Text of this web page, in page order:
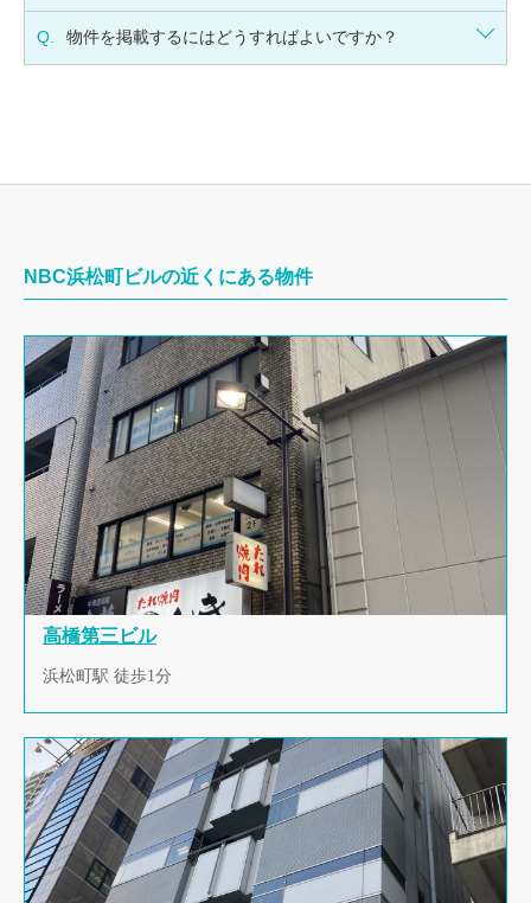
Q. 物件を掲載するにはどうすればよいですか？
NBC浜松町ビルの近くにある物件
高橋第三ビル
浜松町駅 徒歩1分